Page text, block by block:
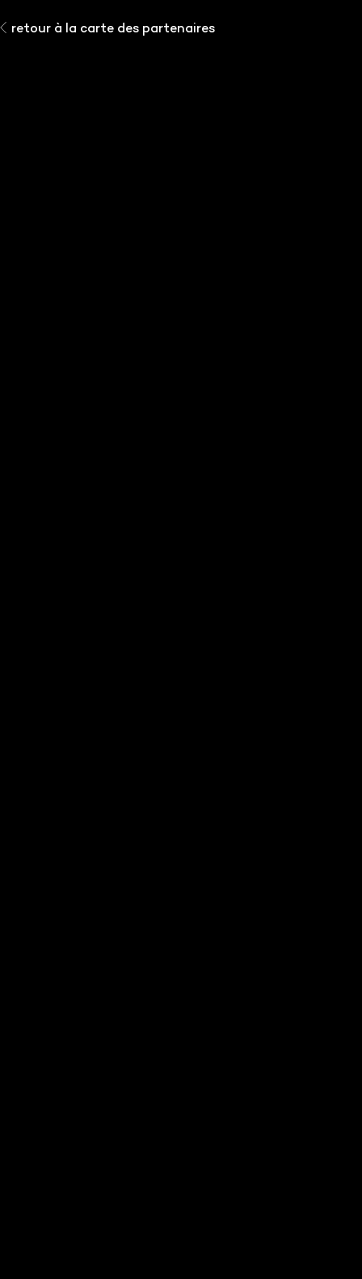
retour à la carte des partenaires